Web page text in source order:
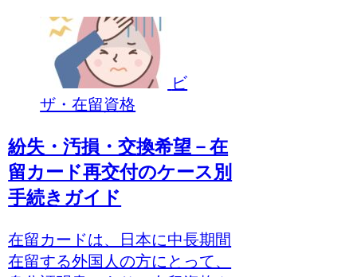
ビ
ザ・在留資格
紛失・汚損・交換希望－在
留カード再交付のケース別
手続きガイド
在留カードは、日本に中長期間
在留する外国人の方にとって、